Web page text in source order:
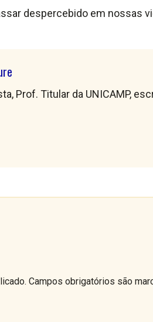
despercebido em nossas
Prof. Titular da UNICAMP,
Campos obrigatórios são